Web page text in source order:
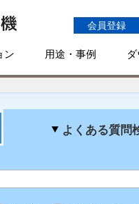
会員登録
ン 用途・事例
よくある質問